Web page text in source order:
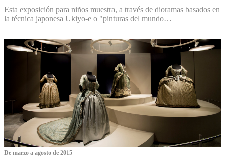
Esta exposición para niños muestra, a través de dioramas basados en
la técnica japonesa Ukiyo-e o "pinturas del mundo…
De marzo a agosto de 2015